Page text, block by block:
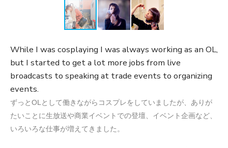
While I was cosplaying I was always working as an OL,
but I started to get a lot more jobs from live
broadcasts to speaking at trade events to organizing
events.
ずっとOLとして働きながらコスプレをしていましたが、ありが
たいことに生放送や商業イベントでの登壇、イベント企画など、
いろいろな仕事が増えてきました。